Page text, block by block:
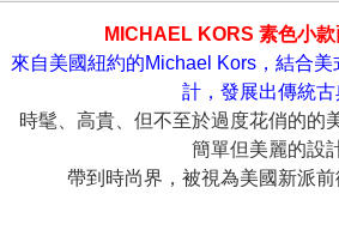
MICHAEL KORS 素色小
來自美國紐約的Michael Kors，結合
計，發展出傳統古
時髦、高貴、但不至於過度花俏的的
簡單但美麗的設
帶到時尚界，被視為美國新派